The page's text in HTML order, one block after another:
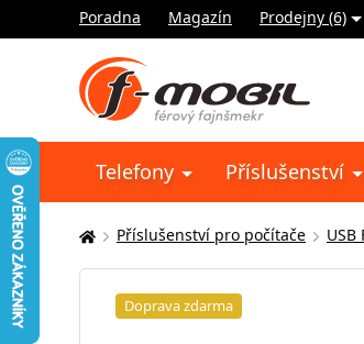
Poradna Magazín Prodejny (6)
Telefony Příslušenství
Zde
se
Příslušenství pro počítače USB
Doprava zdarma